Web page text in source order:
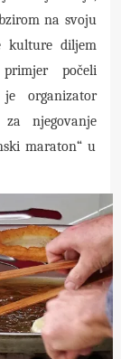
na svoju
kulture diljem
počeli
organizator
njegovanje
maraton“ u